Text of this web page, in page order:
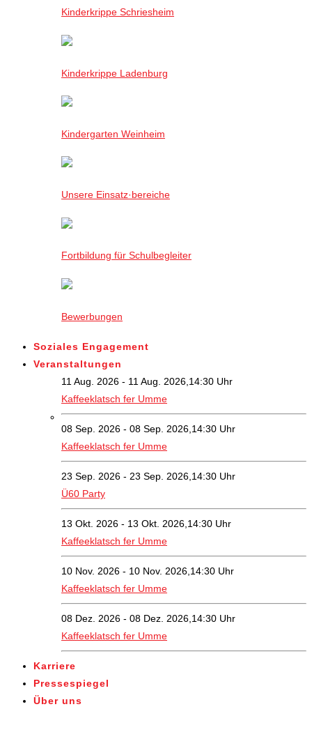
Kinderkrippe Schriesheim
Kinderkrippe Ladenburg
Kindergarten Weinheim
Unsere Einsatz·bereiche
Fortbildung für Schulbegleiter
Bewerbungen
Soziales Engagement
Veranstaltungen
11 Aug. 2026 - 11 Aug. 2026,14:30 Uhr
Kaffeeklatsch fer Umme
08 Sep. 2026 - 08 Sep. 2026,14:30 Uhr
Kaffeeklatsch fer Umme
23 Sep. 2026 - 23 Sep. 2026,14:30 Uhr
Ü60 Party
13 Okt. 2026 - 13 Okt. 2026,14:30 Uhr
Kaffeeklatsch fer Umme
10 Nov. 2026 - 10 Nov. 2026,14:30 Uhr
Kaffeeklatsch fer Umme
08 Dez. 2026 - 08 Dez. 2026,14:30 Uhr
Kaffeeklatsch fer Umme
Karriere
Pressespiegel
Über uns